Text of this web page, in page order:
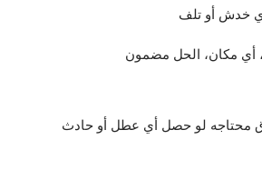
خدش أو تلف
أي مكان، الحل مضمون
محتاجه لو حصل أي عطل أو حادث